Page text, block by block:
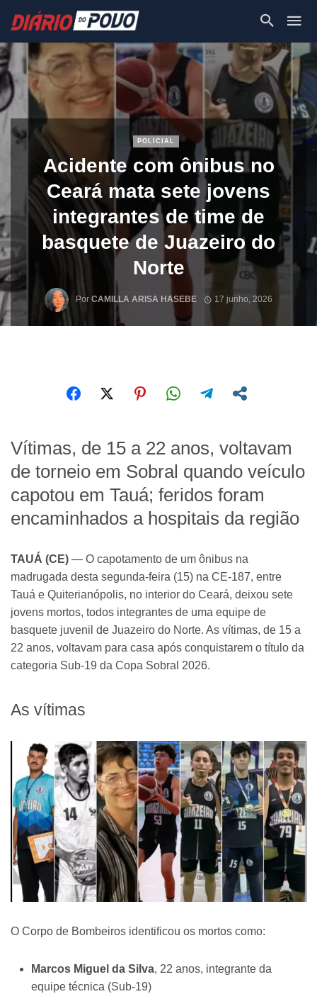
POLICIAL
Acidente com ônibus no
Ceará mata sete jovens
integrantes de time de
basquete de Juazeiro do
Norte
Por CAMILLA ARISA HASEBE 17 junho, 2026
Vítimas, de 15 a 22 anos, voltavam
de torneio em Sobral quando veículo
capotou em Tauá; feridos foram
encaminhados a hospitais da região
TAUÁ (CE) — O capotamento de um ônibus na
madrugada desta segunda-feira (15) na CE-187, entre
Tauá e Quiterianópolis, no interior do Ceará, deixou sete
jovens mortos, todos integrantes de uma equipe de
basquete juvenil de Juazeiro do Norte. As vítimas, de 15 a
22 anos, voltavam para casa após conquistarem o título da
categoria Sub-19 da Copa Sobral 2026.
As vítimas
O Corpo de Bombeiros identificou os mortos como:
Marcos Miguel da Silva, 22 anos, integrante da
equipe técnica (Sub-19)